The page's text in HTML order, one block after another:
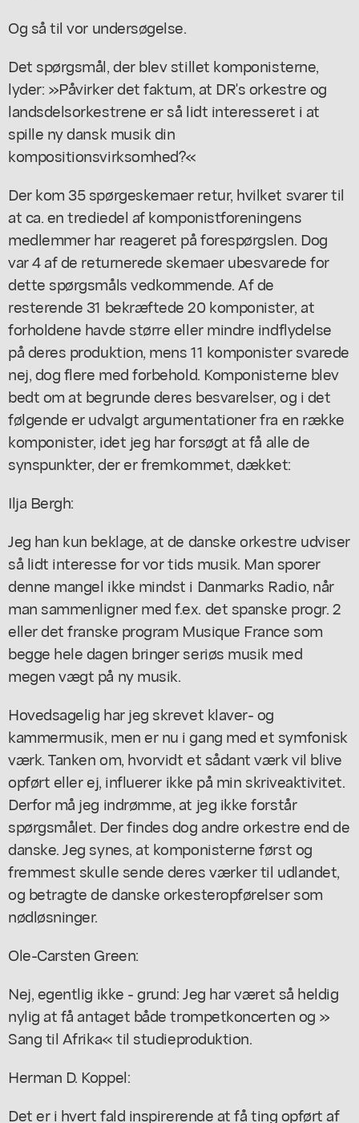
Og så til vor undersøgelse.
Det spørgsmål, der blev stillet komponisterne,
lyder: »Påvirker det faktum, at DR's orkestre og
landsdelsorkestrene er så lidt interesseret i at
spille ny dansk musik din
kompositionsvirksomhed?«
Der kom 35 spørgeskemaer retur, hvilket svarer til
at ca. en trediedel af komponistforeningens
medlemmer har reageret på forespørgslen. Dog
var 4 af de returnerede skemaer ubesvarede for
dette spørgsmåls vedkommende. Af de
resterende 31 bekræftede 20 komponister, at
forholdene havde større eller mindre indflydelse
på deres produktion, mens 11 komponister svarede
nej, dog flere med forbehold. Komponisterne blev
bedt om at begrunde deres besvarelser, og i det
følgende er udvalgt argumentationer fra en række
komponister, idet jeg har forsøgt at få alle de
synspunkter, der er fremkommet, dækket:
Ilja Bergh:
Jeg han kun beklage, at de danske orkestre udviser
så lidt interesse for vor tids musik. Man sporer
denne mangel ikke mindst i Danmarks Radio, når
man sammenligner med f.ex. det spanske progr. 2
eller det franske program Musique France som
begge hele dagen bringer seriøs musik med
megen vægt på ny musik.
Hovedsagelig har jeg skrevet klaver- og
kammermusik, men er nu i gang med et symfonisk
værk. Tanken om, hvorvidt et sådant værk vil blive
opført eller ej, influerer ikke på min skriveaktivitet.
Derfor må jeg indrømme, at jeg ikke forstår
spørgsmålet. Der findes dog andre orkestre end de
danske. Jeg synes, at komponisterne først og
fremmest skulle sende deres værker til udlandet,
og betragte de danske orkesteropførelser som
nødløsninger.
Ole-Carsten Green:
Nej, egentlig ikke - grund: Jeg har været så heldig
nylig at få antaget både trompetkoncerten og »
Sang til Afrika« til studieproduktion.
Herman D. Koppel:
Det er i hvert fald inspirerende at få ting opført af